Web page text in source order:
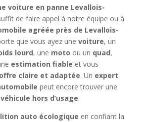
voiture en panne Levallois-
de faire appel à notre équipe ou à
agréée près de Levallois-
que vous ayez une voiture, un
lourd, une moto ou un quad,
estimation fiable et vous
offre claire et adaptée. Un expert
peut encore trouver une
hors d’usage.
auto écologique en confiant la